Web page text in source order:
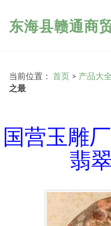
东海县赣通商
当前位置： 首页 > 产品大全
之最
国营玉雕
翡